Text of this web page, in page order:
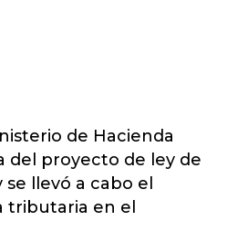
de Hacienda
del proyecto de ley de
llevó a cabo el
tributaria en el